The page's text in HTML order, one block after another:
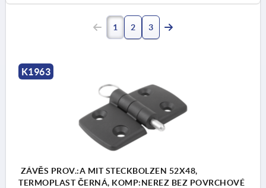
1 2 3
K1963
ZÁVĚS PROV.:A MIT STECKBOLZEN 52X48,
TERMOPLAST ČERNÁ, KOMP:NEREZ BEZ POVRCHOVÉ